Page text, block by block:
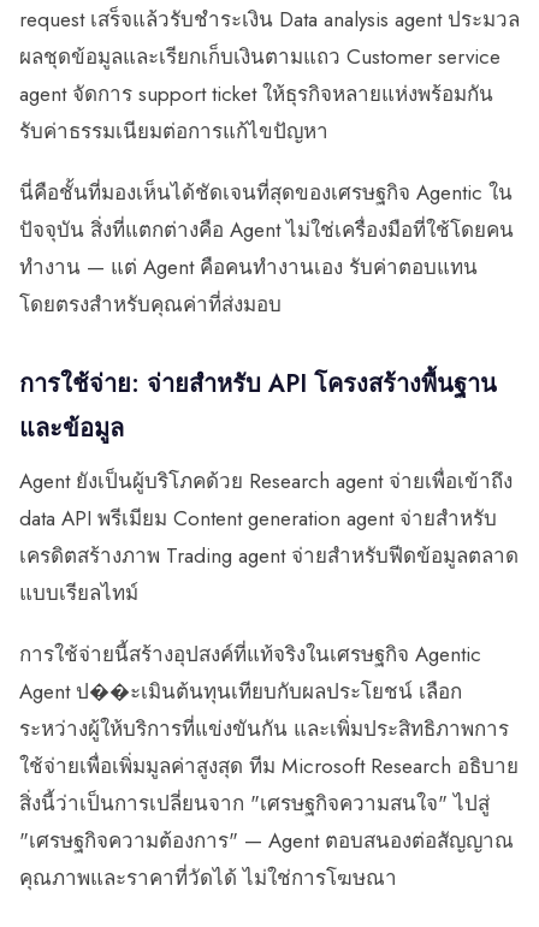
request เสร็จแล้วรับชำระเงิน Data analysis agent ประมวล
ผลชุดข้อมูลและเรียกเก็บเงินตามแถว Customer service
agent จัดการ support ticket ให้ธุรกิจหลายแห่งพร้อมกัน
รับค่าธรรมเนียมต่อการแก้ไขปัญหา
นี่คือชั้นที่มองเห็นได้ชัดเจนที่สุดของเศรษฐกิจ Agentic ใน
ปัจจุบัน สิ่งที่แตกต่างคือ Agent ไม่ใช่เครื่องมือที่ใช้โดยคน
ทำงาน — แต่ Agent คือคนทำงานเอง รับค่าตอบแทน
โดยตรงสำหรับคุณค่าที่ส่งมอบ
การใช้จ่าย: จ่ายสำหรับ API โครงสร้างพื้นฐาน
และข้อมูล
Agent ยังเป็นผู้บริโภคด้วย Research agent จ่ายเพื่อเข้าถึง
data API พรีเมียม Content generation agent จ่ายสำหรับ
เครดิตสร้างภาพ Trading agent จ่ายสำหรับฟีดข้อมูลตลาด
แบบเรียลไทม์
การใช้จ่ายนี้สร้างอุปสงค์ที่แท้จริงในเศรษฐกิจ Agentic
Agent ป��ะเมินต้นทุนเทียบกับผลประโยชน์ เลือก
ระหว่างผู้ให้บริการที่แข่งขันกัน และเพิ่มประสิทธิภาพการ
ใช้จ่ายเพื่อเพิ่มมูลค่าสูงสุด ทีม Microsoft Research อธิบาย
สิ่งนี้ว่าเป็นการเปลี่ยนจาก "เศรษฐกิจความสนใจ" ไปสู่
"เศรษฐกิจความต้องการ" — Agent ตอบสนองต่อสัญญาณ
คุณภาพและราคาที่วัดได้ ไม่ใช่การโฆษณา